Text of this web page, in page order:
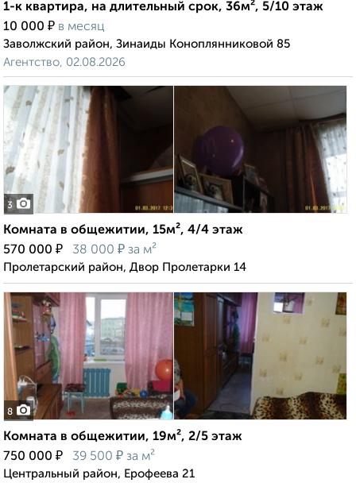
1-к квартира, на длительный срок, 36м², 5/10 этаж
10 000 ₽ в месяц
Заволжский район, Зинаиды Коноплянниковой 85
Агентство, 02.08.2026
3
Комната в общежитии, 15м², 4/4 этаж
570 000 ₽ 38 000 ₽ за м²
Пролетарский район, Двор Пролетарки 14
8
Комната в общежитии, 19м², 2/5 этаж
750 000 ₽ 39 500 ₽ за м²
Центральный район, Ерофеева 21